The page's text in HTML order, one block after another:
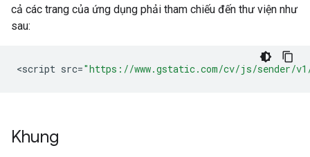
cả các trang của ứng dụng phải tham chiếu đến thư viện như
sau:
<script src="https://www.gstatic.com/cv/js/sender/v1/
Khung